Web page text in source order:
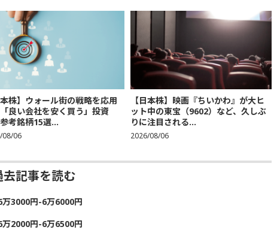
本株】ウォール街の戦略を応用
良い会社を安く買う」投資
考銘柄15選...
08/06
【日本株】映画『ちいかわ』が大ヒ
ット中の東宝（9602）など、久しぶ
りに注目される...
2026/08/06
去記事を読む
万3000円-6万6000円
万2000円-6万6500円